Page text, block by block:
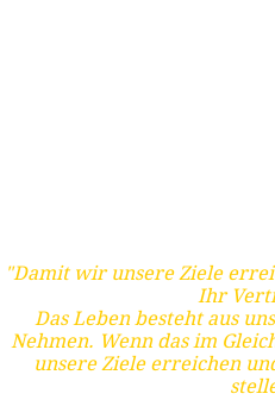
"Damit wir unsere Ziele
Ihr
Das Leben besteht aus
Nehmen. Wenn das im
unsere Ziele erreichen